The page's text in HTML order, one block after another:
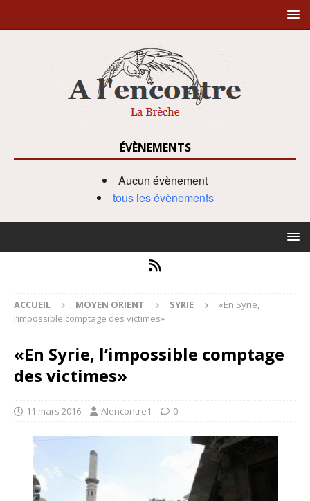
ÉVÈNEMENTS
Aucun évènement
tous les évènements
ACCUEIL MOYEN ORIENT SYRIE
«En Syrie,
l’impossible comptage des victimes»
«En Syrie, l’impossible comptage
des victimes»
11 mars 2016 Alencontre1 0